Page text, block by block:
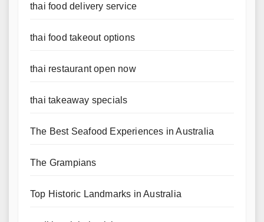
thai food delivery service
thai food takeout options
thai restaurant open now
thai takeaway specials
The Best Seafood Experiences in Australia
The Grampians
Top Historic Landmarks in Australia